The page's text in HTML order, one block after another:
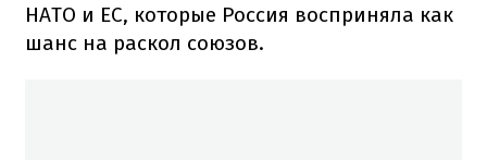
НАТО и ЕС, которые Россия восприняла как
шанс на раскол союзов.